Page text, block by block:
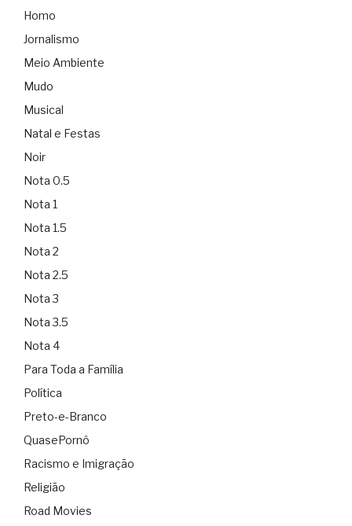
Homo
Jornalismo
Meio Ambiente
Mudo
Musical
Natal e Festas
Noir
Nota 0.5
Nota 1
Nota 1.5
Nota 2
Nota 2.5
Nota 3
Nota 3.5
Nota 4
Para Toda a Família
Política
Preto-e-Branco
QuasePornô
Racismo e Imigração
Religião
Road Movies